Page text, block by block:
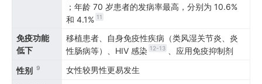
；年龄 70 岁患者的发病率最高，分别为 10.6%
和 4.1% 11
免疫功能
低下
移植患者、自身免疫性疾病（类风湿关节炎、炎
性肠病等）、HIV 感染 12-13
、应用免疫抑制剂
性别 9
女性较男性更易发生